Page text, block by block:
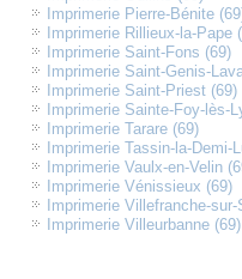
Imprimerie Pierre-Bénite
Imprimerie Rillieux-la-Pape
Imprimerie Saint-Fons (69)
Imprimerie Saint-Genis-
Imprimerie Saint-Priest (69)
Imprimerie Sainte-Foy-lès-
Imprimerie Tarare (69)
Imprimerie Tassin-la-Demi-
Imprimerie Vaulx-en-Velin
Imprimerie Vénissieux (69)
Imprimerie Villefranche-
Imprimerie Villeurbanne (69)